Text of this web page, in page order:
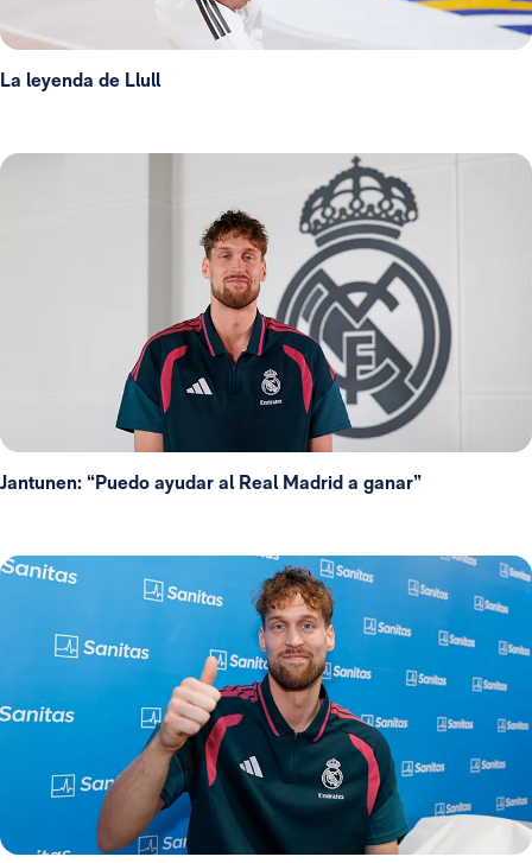
La leyenda de Llull
Jantunen: “Puedo ayudar al Real Madrid a ganar”